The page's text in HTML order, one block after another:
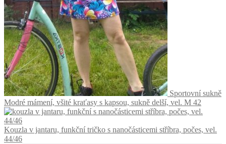
Sportovní sukně
Modré mámení, všité kraťasy s kapsou, sukně delší, vel. M 42
Kouzla v jantaru, funkční tričko s nanočásticemi stříbra, počes, vel.
44/46